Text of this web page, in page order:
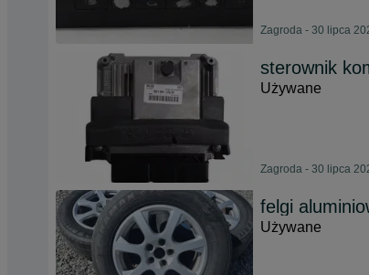
Zagroda - 30 lipca
sterownik
Używane
Zagroda - 30 lipca
felgi
Używane